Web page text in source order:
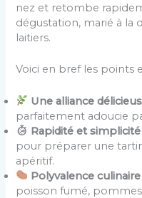
nez et retombe
dégustation, marié à la
laitiers.
Voici en bref les points
Une alliance
parfaitement adoucie
Rapidité et simplicité
pour préparer une
apéritif.
Polyvalence culinaire
poisson fumé,